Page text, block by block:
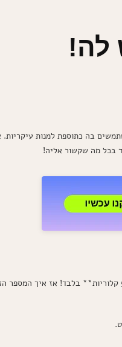
לה!
בה כתוספת למנות
בכל מה שקשור אליה!
החסה היא ירק דל קלוריות – לפחות כך אומרים כולם. אך מה זה אומר בפועל? ובכן, כוס של חסה קצוצה (בערך 50 גרם) מכילה